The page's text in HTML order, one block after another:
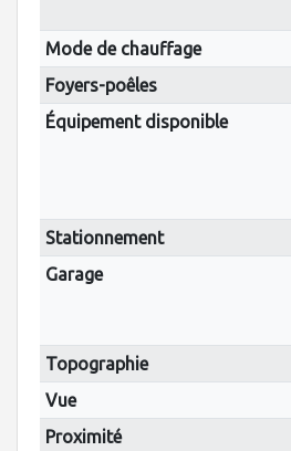
Mode de chauffage
Foyers-poêles
Équipement disponible
Stationnement
Garage
Topographie
Vue
Proximité